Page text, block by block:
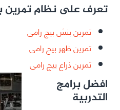
تعرف على نظام تمرين
تمرين بنش بيج رامى
تمرين ظهر بيج رامى
تمرين ذراع بيج رامى
افضل برامج
التدربية